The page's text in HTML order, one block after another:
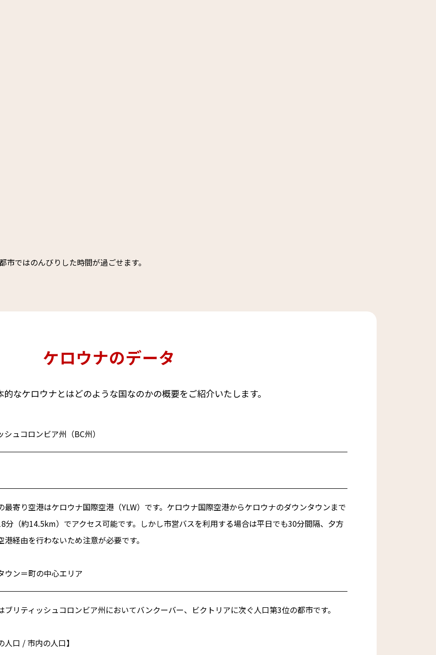
ではのんびりした時間が過ごせます。
ケロウナのデータ
なケロウナとはどのような国なのかの概要をご紹介いたします。
シュコロンビア州（BC州）
最寄り空港はケロウナ国際空港（YLW）です。ケロウナ国際空港からケロウナのダウンタウンまで
分（約14.5km）でアクセス可能です。しかし市営バスを利用する場合は平日でも30分間隔、夕方
港経由を行わないため注意が必要です。
ン＝町の中心エリア
ブリティッシュコロンビア州においてバンクーバー、ビクトリアに次ぐ人口第3位の都市です。
人口 / 市内の人口】